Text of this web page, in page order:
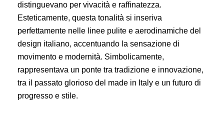
distinguevano per vivacità e raffinatezza.
Esteticamente, questa tonalità si inseriva
perfettamente nelle linee pulite e aerodinamiche del
design italiano, accentuando la sensazione di
movimento e modernità. Simbolicamente,
rappresentava un ponte tra tradizione e innovazione,
tra il passato glorioso del made in Italy e un futuro di
progresso e stile.